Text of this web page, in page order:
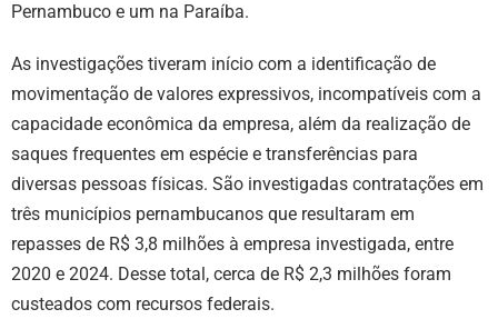
Pernambuco e um na Paraíba.
As investigações tiveram início com a identificação de
movimentação de valores expressivos, incompatíveis com a
capacidade econômica da empresa, além da realização de
saques frequentes em espécie e transferências para
diversas pessoas físicas. São investigadas contratações em
três municípios pernambucanos que resultaram em
repasses de R$ 3,8 milhões à empresa investigada, entre
2020 e 2024. Desse total, cerca de R$ 2,3 milhões foram
custeados com recursos federais.